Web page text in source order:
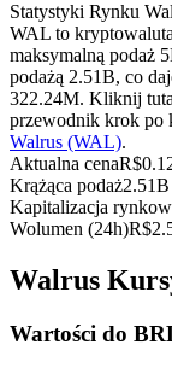
Kopiowanie
Dołącz do
Statystyki Rynku
WAL to
maksymalną podaż
podażą 2.51B, co
322.24M. Kliknij
przewodnik krok po
Walrus (WAL).
Aktualna cenaR$
Krążąca podaż2.51B
Kapitalizacja
Wolumen (24h)R$
Walrus
Wartości do